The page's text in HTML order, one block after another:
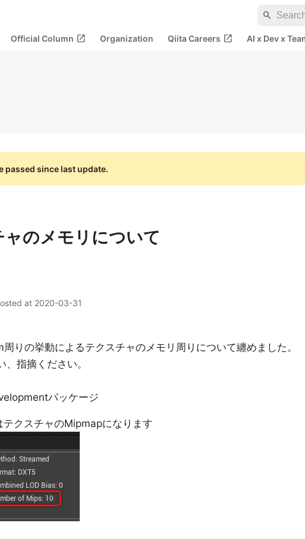
search
Official Column open_in_new Organization Qiita Careers open_in_new AI x Dev x
passed since last update.
のメモリについて
at 2020-03-31
りの挙動によるテクスチャのメモリ周りについて纏めました。
指摘ください。
パッケージ
クスチャのMipmapになります